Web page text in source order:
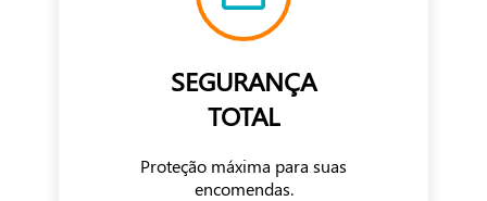
SEGURANÇA
TOTAL
Proteção máxima para suas
encomendas.